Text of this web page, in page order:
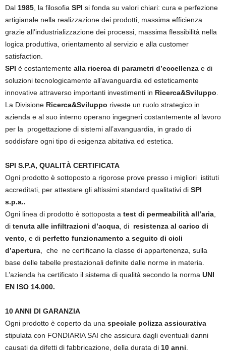
Dal 1985 , la filosofia SPI si fonda su valori chiari: cura e perfezione
artigianale nella realizzazione dei prodotti, massima efficienza
grazie all’industrializzazione dei processi, massima flessibilità nella
logica produttiva, orientamento al servizio e alla customer
satisfaction.
SPI è costantemente alla ricerca di parametri d’eccellenza e di
soluzioni tecnologicamente all’avanguardia ed esteticamente
innovative attraverso importanti investimenti in Ricerca&Sviluppo
La Divisione Ricerca&Sviluppo riveste un ruolo strategico in
azienda e al suo interno operano ingegneri costantemente al lavoro
per la progettazione di sistemi all’avanguardia, in grado di
soddisfare ogni tipo di esigenza abitativa ed estetica.
SPI S.P.A, QUALITÀ CERTIFICATA
Ogni prodotto è sottoposto a rigorose prove presso i migliori istituti
accreditati, per attestare gli altissimi standard qualitativi di SPI
s.p.a..
Ogni linea di prodotto è sottoposta a test di permeabilità all’aria
di tenuta alle infiltrazioni d’acqua , di resistenza al carico di
vento , e di perfetto funzionamento a seguito di cicli
d’apertura , che ne certificano la classe di appartenenza, sulla
base delle tabelle prestazionali definite dalle norme in materia.
L’azienda ha certificato il sistema di qualità secondo la norma UNI
EN ISO 14.000.
10 ANNI DI GARANZIA
Ogni prodotto è coperto da una speciale polizza assicurativa
stipulata con FONDIARIA SAI che assicura dagli eventuali danni
causati da difetti di fabbricazione, della durata di 10 anni